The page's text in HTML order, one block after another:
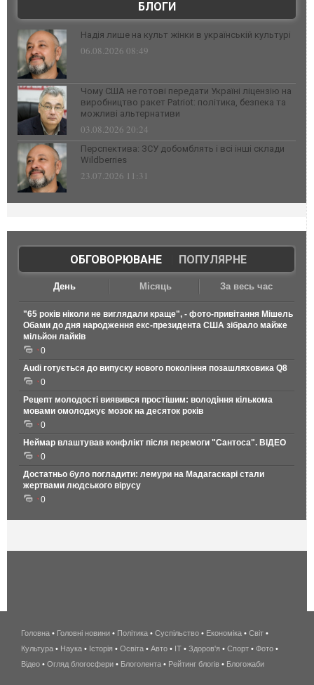
БЛОГИ
Надія лише на культ жінки в українській культурі
06.08.2026 08:49
Чому США не готові передати Україні ліцензію на
виробництво ракет Patriot: політика, безпека та
можливі альтернативи
03.08.2026 20:24
Перспектива: ЗСУ добомблять і всі інші склади
Wildberries
23.07.2026 11:31
ОБГОВОРЮВАНЕ| ПОПУЛЯРНЕ
День Місяць За весь час
"65 років ніколи не виглядали краще", - фото-привітання Мішель
Обами до дня народження екс-президента США зібрало майже
мільйон лайків
0
Audi готується до випуску нового покоління позашляховика Q8
0
Рецепт молодості виявився простішим: володіння кількома
мовами омолоджує мозок на десяток років
0
Неймар влаштував конфлікт після перемоги "Сантоса". ВІДЕО
0
Достатньо було погладити: лемури на Мадагаскарі стали
жертвами людського вірусу
0
беспроводной
интернет
киев
Головна • Головні новини • Політика • Суспільство • Економіка • Світ •
Культура • Наука • Історія • Освіта • Авто • IT • Здоров'я • Спорт • Фото •
Відео • Огляд блогосфери • Блоголента • Рейтинг блогів • Блогожаби